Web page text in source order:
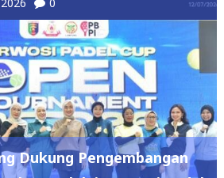
Dukung Pengembangan
Melalui Perwosi Padel
Tournament 2026